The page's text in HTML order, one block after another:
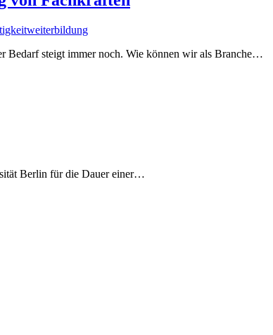
weiterbildung
Bedarf steigt immer noch. Wie können wir als Branche…
Berlin für die Dauer einer…